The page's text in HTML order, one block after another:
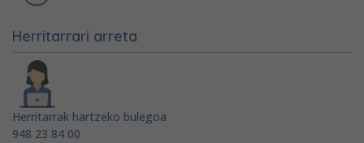
Herritarrari arreta
Herritarrak hartzeko bulegoa
948 23 84 00